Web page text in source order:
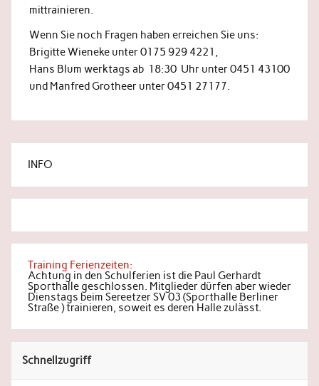
mittrainieren.
Wenn Sie noch Fragen haben erreichen Sie uns:
Brigitte Wieneke unter 0175 929 4221,
Hans Blum werktags ab 18:30 Uhr unter 0451 43100
und Manfred Grotheer unter 0451 27177.
INFO
Training Ferienzeiten:
Achtung in den Schulferien ist die Paul Gerhardt
Sporthalle geschlossen. Mitglieder dürfen aber wieder
Dienstags beim Sereetzer SV 03 (Sporthalle Berliner
Straße ) trainieren, soweit es deren Halle zulässt.
Schnellzugriff